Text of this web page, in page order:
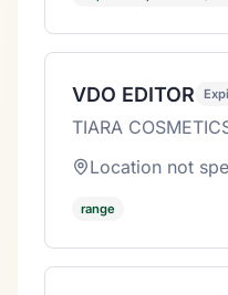
VDO EDITOR
TIARA
Location not
range